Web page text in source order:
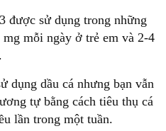
được sử dụng trong những
mỗi ngày ở trẻ em và 2-4
dụng dầu cá nhưng bạn vẫn
tự bằng cách tiêu thụ cá
lần trong một tuần.